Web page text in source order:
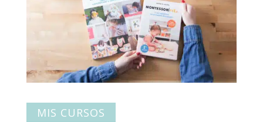
MIS CURSOS